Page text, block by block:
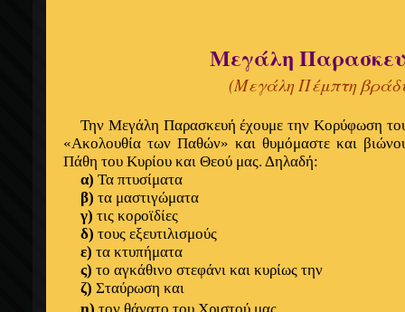
Μεγάλη
(Μεγάλη Πέμπτη
Την Μεγάλη Παρασκευή έχουμε την Κορύφωση του
«Ακολουθία των Παθών» και θυμόμαστε και
Πάθη του Κυρίου και Θεού μας. Δηλαδή:
α) Τα πτυσίματα
β) τα μαστιγώματα
γ) τις κοροϊδίες
δ) τους εξευτιλισμούς
ε) τα κτυπήματα
ς) το αγκάθινο στεφάνι και κυρίως την
ζ) Σταύρωση και